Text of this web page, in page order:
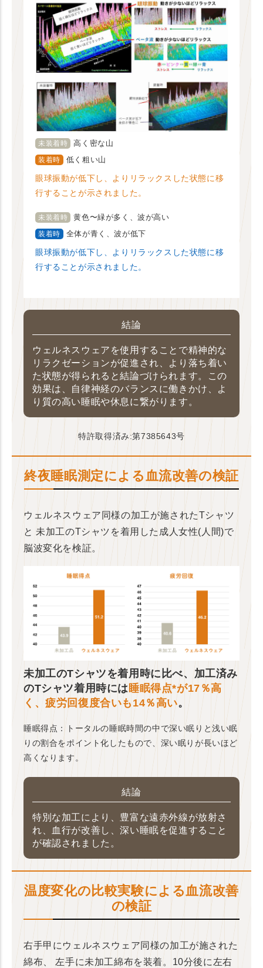
未装着時 高く密な山
装着時 低く粗い山
眼球振動が低下し、よりリラックスした状態に移
行することが示されました。
未装着時 黄色〜緑が多く、波が高い
装着時 全体が青く、波が低下
眼球振動が低下し、よりリラックスした状態に移
行することが示されました。
結論
ウェルネスウェアを使用することで精神的な
リラクゼーションが促進され、より落ち着い
た状態が得られると結論づけられます。この
効果は、自律神経のバランスに働きかけ、よ
り質の高い睡眠や休息に繋がります。
特許取得済み:第7385643号
終夜睡眠測定による血流改善の検証
ウェルネスウェア同様の加工が施されたTシャツ
と 未加工のTシャツを着用した成人女性(人間)で
脳波変化を検証。
未加工のTシャツを着用時に比べ、加工済み
のTシャツ着用時には 睡眠得点*が17％高
く、疲労回復度合いも14％高い。
睡眠得点：トータルの睡眠時間の中で深い眠りと浅い眠
りの割合をポイント化したもので、深い眠りが長いほど
高くなります。
結論
特別な加工により、豊富な遠赤外線が放射さ
れ、血行が改善し、深い睡眠を促進すること
が確認されました。
温度変化の比較実験による血流改善
の検証
右手甲にウェルネスウェア同様の加工が施された
綿布、
左手に未加工綿布を装着。10分後に左右